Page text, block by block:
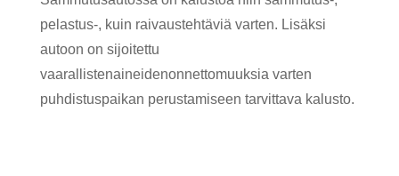
pelastus-, kuin raivaustehtäviä varten. Lisäksi
autoon on sijoitettu
vaarallistenaineidenonnettomuuksia varten
puhdistuspaikan perustamiseen tarvittava kalusto.